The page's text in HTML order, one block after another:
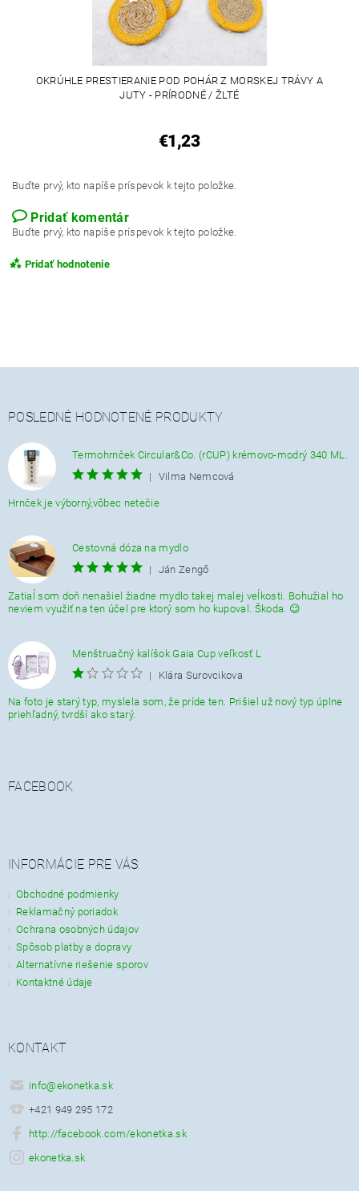
OKRÚHLE PRESTIERANIE POD POHÁR Z MORSKEJ TRÁVY A
JUTY - PRÍRODNÉ / ŽLTÉ
€1,23
Buďte prvý, kto napíše príspevok k tejto položke.
Pridať komentár
Buďte prvý, kto napíše príspevok k tejto položke.
Pridať hodnotenie
POSLEDNÉ HODNOTENÉ PRODUKTY
Termohrnček Circular&Co. (rCUP) krémovo-modrý 340 ML.
|
Vilma Nemcová
Hrnček je výborný,vôbec netečie
Cestovná dóza na mydlo
|
Ján Zengő
Zatiaĺ som doň nenašiel žiadne mydlo takej malej veĺkosti. Bohužial ho
neviem využiť na ten účel pre ktorý som ho kupoval. Škoda. 😉
Menštruačný kalíšok Gaia Cup veľkosť L
|
Klára Surovcikova
Na foto je starý typ, myslela som, že príde ten. Prišiel už nový typ úplne
priehľadný, tvrdší ako starý.
FACEBOOK
INFORMÁCIE PRE VÁS
Obchodné podmienky
Reklamačný poriadok
Ochrana osobných údajov
Spôsob platby a dopravy
Alternatívne riešenie sporov
Kontaktné údaje
KONTAKT
info@ekonetka.sk
+421 949 295 172
http://facebook.com/ekonetka.sk
ekonetka.sk